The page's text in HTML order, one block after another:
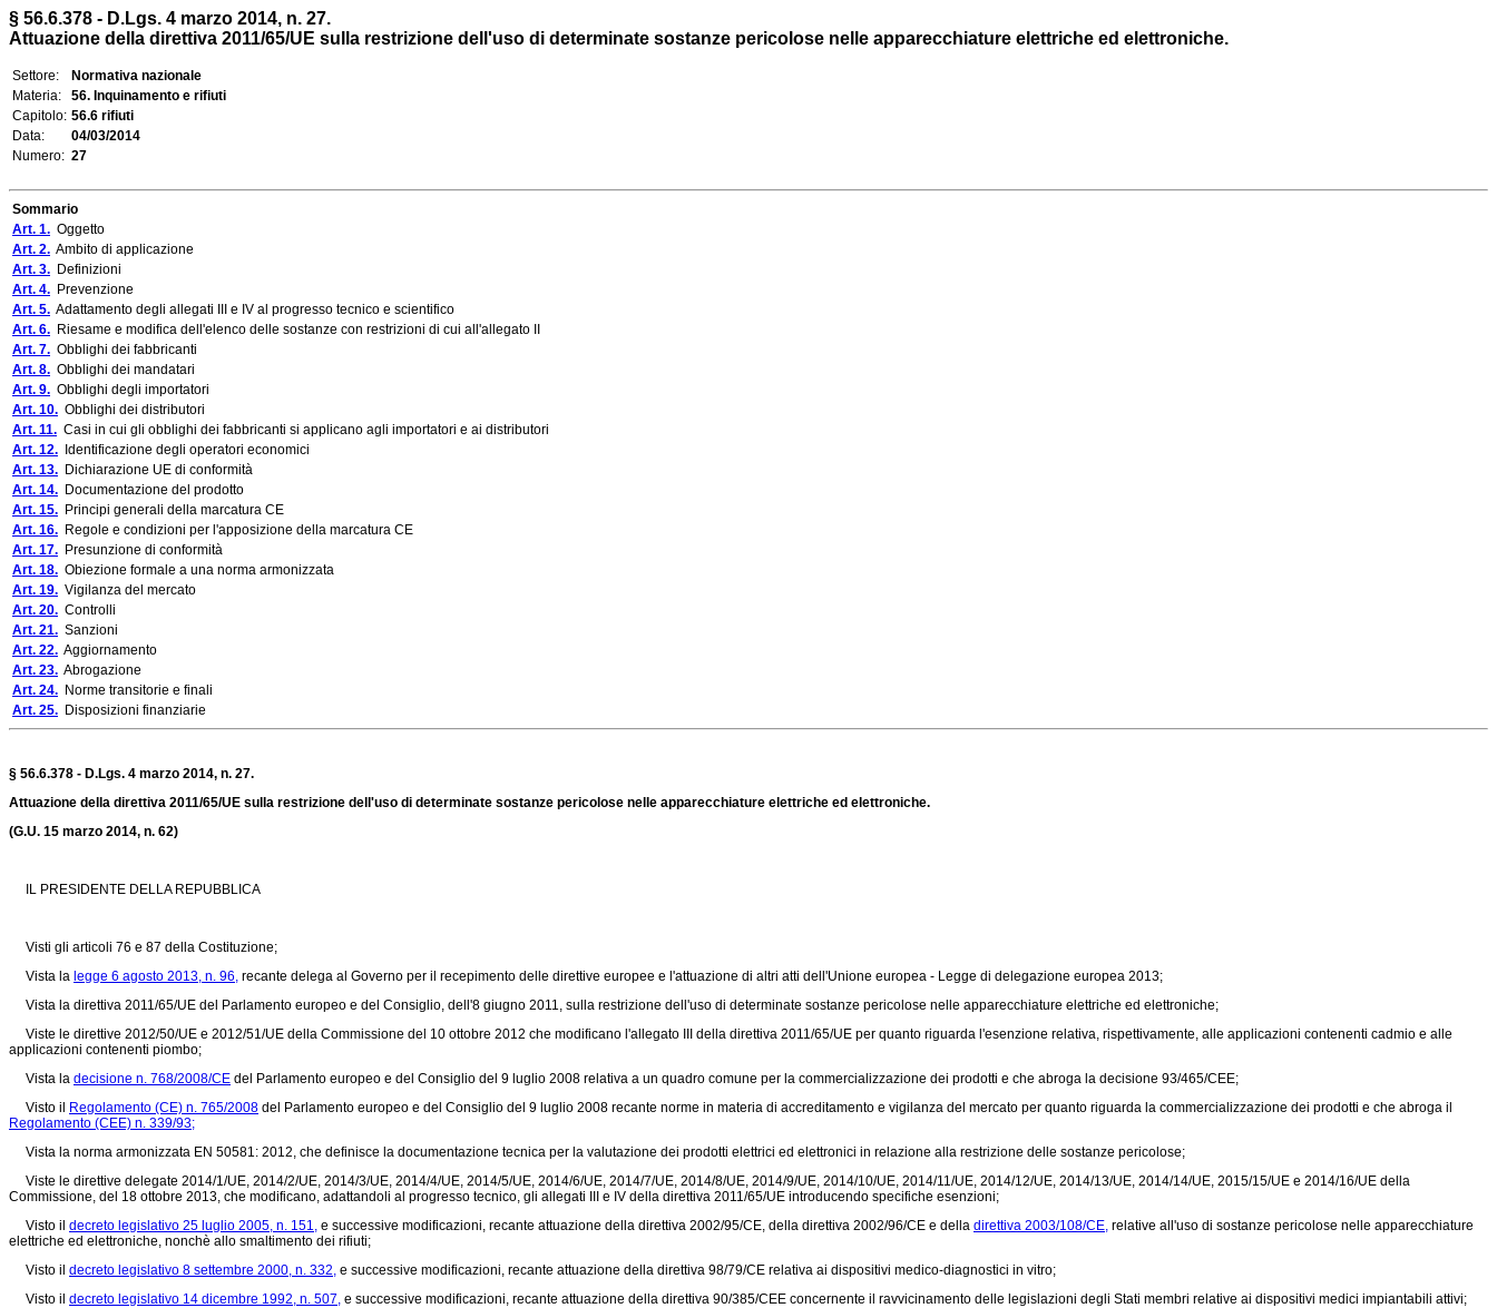
§ 56.6.378 - D.Lgs. 4 marzo 2014, n. 27.
Attuazione della direttiva 2011/65/UE sulla restrizione dell'uso di determinate sostanze pericolose nelle apparecchiature elettriche ed elettroniche.
Settore:
Normativa nazionale
Materia:
56. Inquinamento e rifiuti
Capitolo: 56.6 rifiuti
Data:
04/03/2014
Numero: 27
Sommario
Art. 1. Oggetto
Art. 2. Ambito di applicazione
Art. 3. Definizioni
Art. 4. Prevenzione
Art. 5. Adattamento degli allegati III e IV al progresso tecnico e scientifico
Art. 6. Riesame e modifica dell'elenco delle sostanze con restrizioni di cui all'allegato II
Art. 7. Obblighi dei fabbricanti
Art. 8. Obblighi dei mandatari
Art. 9. Obblighi degli importatori
Art. 10. Obblighi dei distributori
Art. 11. Casi in cui gli obblighi dei fabbricanti si applicano agli importatori e ai distributori
Art. 12. Identificazione degli operatori economici
Art. 13. Dichiarazione UE di conformità
Art. 14. Documentazione del prodotto
Art. 15. Principi generali della marcatura CE
Art. 16. Regole e condizioni per l'apposizione della marcatura CE
Art. 17. Presunzione di conformità
Art. 18. Obiezione formale a una norma armonizzata
Art. 19. Vigilanza del mercato
Art. 20. Controlli
Art. 21. Sanzioni
Art. 22. Aggiornamento
Art. 23. Abrogazione
Art. 24. Norme transitorie e finali
Art. 25. Disposizioni finanziarie
§ 56.6.378 - D.Lgs. 4 marzo 2014, n. 27.
Attuazione della direttiva 2011/65/UE sulla restrizione dell'uso di determinate sostanze pericolose nelle apparecchiature elettriche ed elettroniche.
(G.U. 15 marzo 2014, n. 62)
IL PRESIDENTE DELLA REPUBBLICA
Visti gli articoli 76 e 87 della Costituzione;
Vista la legge 6 agosto 2013, n. 96, recante delega al Governo per il recepimento delle direttive europee e l'attuazione di altri atti dell'Unione europea - Legge di delegazione europea 2013;
Vista la direttiva 2011/65/UE del Parlamento europeo e del Consiglio, dell'8 giugno 2011, sulla restrizione dell'uso di determinate sostanze pericolose nelle apparecchiature elettriche ed elettroniche;
Viste le direttive 2012/50/UE e 2012/51/UE della Commissione del 10 ottobre 2012 che modificano l'allegato III della direttiva 2011/65/UE per quanto riguarda l'esenzione relativa, rispettivamente, alle applicazioni contenenti cadmio e alle
applicazioni contenenti piombo;
Vista la decisione n. 768/2008/CE del Parlamento europeo e del Consiglio del 9 luglio 2008 relativa a un quadro comune per la commercializzazione dei prodotti e che abroga la decisione 93/465/CEE;
Visto il
Regolamento (CE) n. 765/2008 del Parlamento europeo e del Consiglio del 9 luglio 2008 recante norme in materia di accreditamento e vigilanza del mercato per quanto riguarda la commercializzazione dei prodotti e che abroga il
Regolamento (CEE) n. 339/93;
Vista la norma armonizzata EN 50581: 2012, che definisce la documentazione tecnica per la valutazione dei prodotti elettrici ed elettronici in relazione alla restrizione delle sostanze pericolose;
Viste le direttive delegate 2014/1/UE, 2014/2/UE, 2014/3/UE, 2014/4/UE, 2014/5/UE, 2014/6/UE, 2014/7/UE, 2014/8/UE, 2014/9/UE, 2014/10/UE, 2014/11/UE, 2014/12/UE, 2014/13/UE, 2014/14/UE, 2015/15/UE e 2014/16/UE della
Commissione, del 18 ottobre 2013, che modificano, adattandoli al progresso tecnico, gli allegati III e IV della direttiva 2011/65/UE introducendo specifiche esenzioni;
Visto il decreto legislativo 25 luglio 2005, n. 151, e successive modificazioni, recante attuazione della direttiva 2002/95/CE, della direttiva 2002/96/CE e della direttiva 2003/108/CE, relative all'uso di sostanze pericolose nelle apparecchiature
elettriche ed elettroniche, nonchè allo smaltimento dei rifiuti;
Visto il decreto legislativo 8 settembre 2000, n. 332, e successive modificazioni, recante attuazione della direttiva 98/79/CE relativa ai dispositivi medico-diagnostici in vitro;
Visto il decreto legislativo 14 dicembre 1992, n. 507, e successive modificazioni, recante attuazione della direttiva 90/385/CEE concernente il ravvicinamento delle legislazioni degli Stati membri relative ai dispositivi medici impiantabili attivi;